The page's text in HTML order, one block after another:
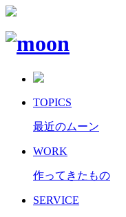
TOPICS
最近のムーン
WORK
作ってきたもの
SERVICE